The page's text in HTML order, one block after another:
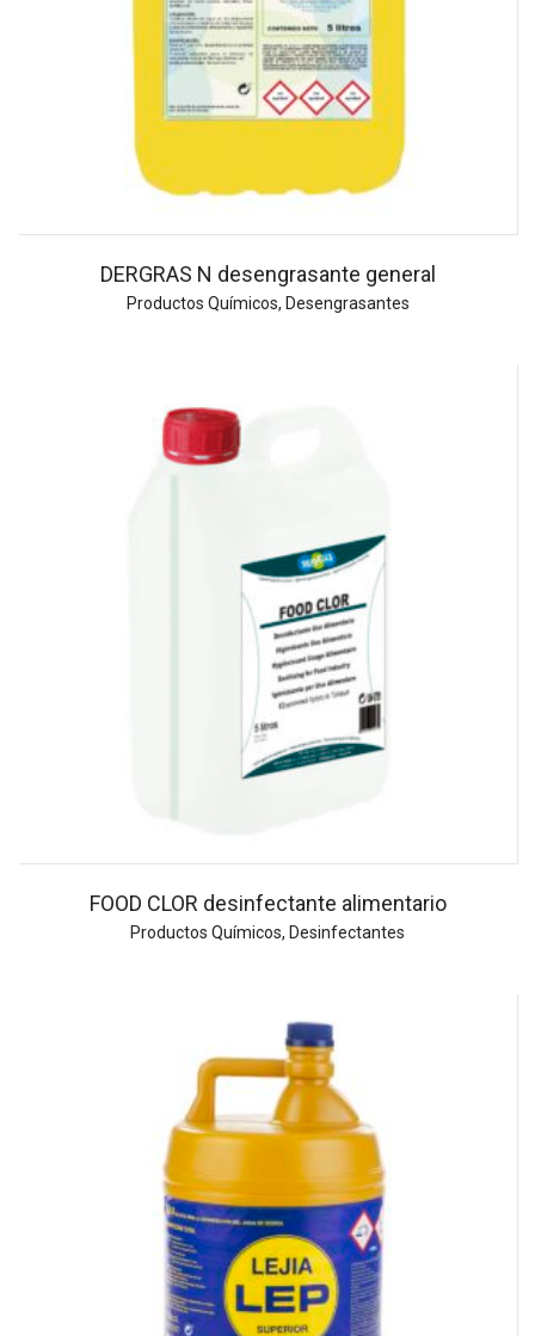
DERGRAS N desengrasante general
Productos Químicos, Desengrasantes
FOOD CLOR desinfectante alimentario
Productos Químicos, Desinfectantes